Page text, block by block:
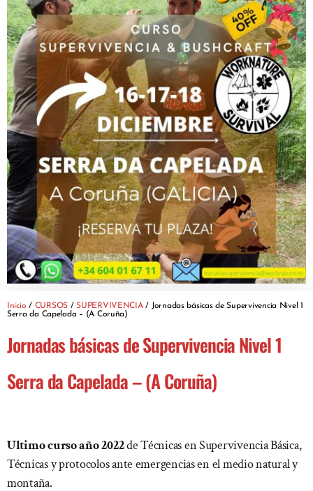
Inicio / CURSOS/SUPERVIVENCIA/ Jornadas básicas de Supervivencia Nivel 1
Serra da Capelada – (A Coruña)
Jornadas básicas de Supervivencia Nivel 1
Serra da Capelada – (A Coruña)
Ultimo curso año 2022de Técnicas en Supervivencia Básica,
Técnicas y protocolos ante emergencias en el medio natural y
montaña.